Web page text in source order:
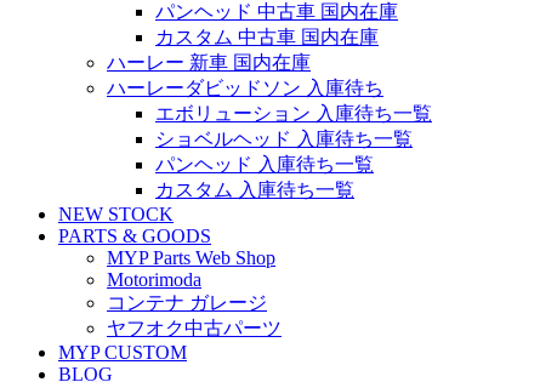
パンヘッド 中古車 国内在庫
カスタム 中古車 国内在庫
ハーレー 新車 国内在庫
ハーレーダビッドソン 入庫待ち
エボリューション 入庫待ち一覧
ショベルヘッド 入庫待ち一覧
パンヘッド 入庫待ち一覧
カスタム 入庫待ち一覧
NEW STOCK
PARTS & GOODS
MYP Parts Web Shop
Motorimoda
コンテナ ガレージ
ヤフオク中古パーツ
MYP CUSTOM
BLOG